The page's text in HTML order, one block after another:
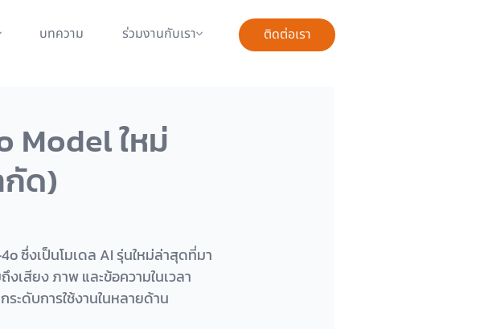
บทความ ร่วมงานกับเรา ติดต่อเรา
Model ใหม่
ด)
เสียง ภาพ และข้อความในเวลา
ะดับการใช้งานในหลายด้าน